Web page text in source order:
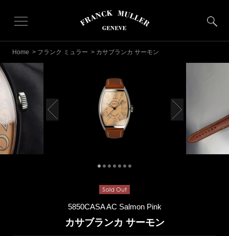
Home > フランク ミュラー > カサブランカ サーモン
5850CASA AC Salmon Pink
カサブランカ サーモン